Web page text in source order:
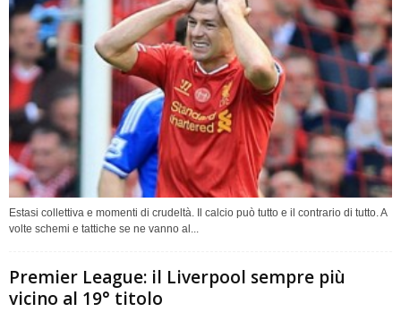
Estasi collettiva e momenti di crudeltà. Il calcio può tutto e il contrario di tutto. A
volte schemi e tattiche se ne vanno al...
Premier League: il Liverpool sempre più
vicino al 19° titolo